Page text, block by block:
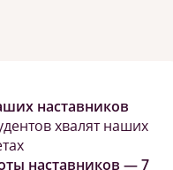
наставников
хвалят наших
наставников — 7